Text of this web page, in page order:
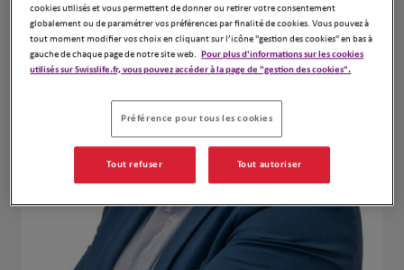
cookies utilisés et vous permettent de donner ou retirer votre consentement
globalement ou de paramétrer vos préférences par finalité de cookies. Vous pouvez à
tout moment modifier vos choix en cliquant sur l’icône "gestion des cookies" en bas à
gauche de chaque page de notre site web. Pour plus d'informations sur les cookies
utilisés sur Swisslife.fr, vous pouvez accéder à la page de "gestion des cookies".
Préférence pour tous les cookies
Tout refuser Tout autoriser